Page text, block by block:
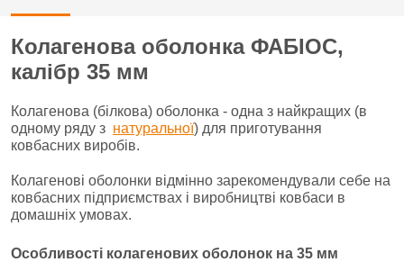
Колагенова оболонка ФАБІОС,
калібр 35 мм
Колагенова (білкова) оболонка - одна з найкращих (в
одному ряду з натуральної) для приготування
ковбасних виробів.
Колагенові оболонки відмінно зарекомендували себе на
ковбасних підприємствах і виробництві ковбаси в
домашніх умовах.
Особливості колагенових оболонок на 35 мм